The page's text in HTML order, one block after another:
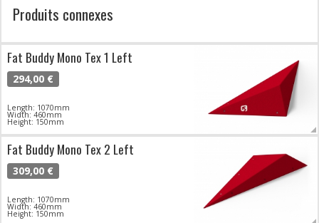
Produits connexes
Fat Buddy Mono Tex 1 Left
294,00 €
Length: 1070mm
Width: 460mm
Height: 150mm
Fat Buddy Mono Tex 2 Left
309,00 €
Length: 1070mm
Width: 460mm
Height: 150mm